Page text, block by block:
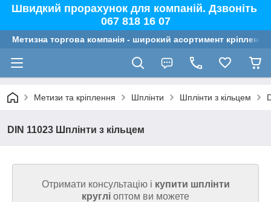
Швидкий прорахунок для компаній. Дзвоніть
067 818 16 07
Метизна торгова компанія - широкий асортимент
Метизи та кріплення Шплінти Шплінти з кільцем
DIN 11023 Шплінти з кільцем
Отримати консультацію і купити шплінти
круглі оптом ви можете